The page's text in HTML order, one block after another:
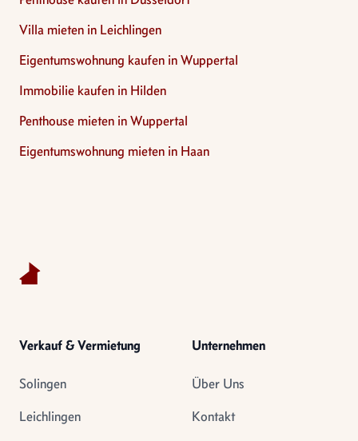
Villa mieten in Leichlingen
Eigentumswohnung kaufen in Wuppertal
Immobilie kaufen in Hilden
Penthouse mieten in Wuppertal
Eigentumswohnung mieten in Haan
Verkauf & Vermietung
Solingen
Leichlingen
Unternehmen
Über Uns
Kontakt